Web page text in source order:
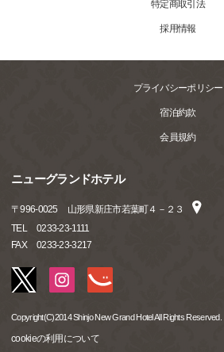
特定商取引法
採用情報
プライバシーポリシー
宿泊約款
会員規約
ニューグランドホテル
〒996-0025
山形県新庄市若葉町４－２３
TEL
0233-23-1111
FAX
0233-23-3217
Copyright(C)2014 Shinjo New Grand Hotel All Rights Reserved.
cookieの利用について